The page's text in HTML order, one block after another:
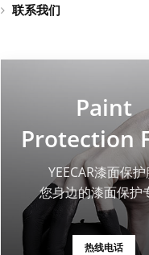
联系我们
Paint
Protection
YEECAR漆面保
您身边的漆面保护
热线电话